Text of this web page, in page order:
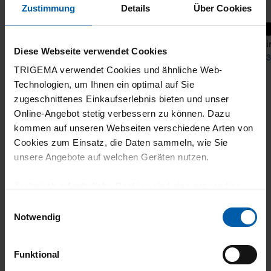
Zustimmung Details Über Cookies
Diese Webseite verwendet Cookies
TRIGEMA verwendet Cookies und ähnliche Web-
Technologien, um Ihnen ein optimal auf Sie
zugeschnittenes Einkaufserlebnis bieten und unser
Online-Angebot stetig verbessern zu können. Dazu
kommen auf unseren Webseiten verschiedene Arten von
Cookies zum Einsatz, die Daten sammeln, wie Sie
unsere Angebote auf welchen Geräten nutzen.
grundlegende Funktionen wie etwa zur Auswahl und
gewährleisten.
Notwendig
Funktional
+21
from 31,90 €
T-
from
climate-neutral
shipping
Family business